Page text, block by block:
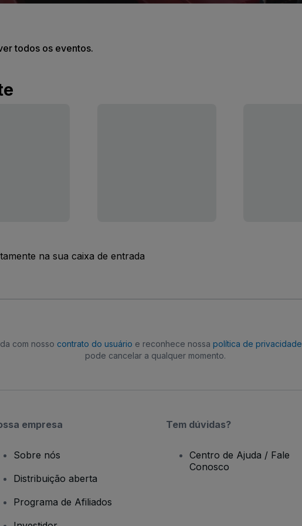
todos os eventos.
na sua caixa de entrada
com nosso contrato do usuário e reconhece nossa política de privacidade
pode cancelar a qualquer momento.
empresa
Sobre nós
Distribuição aberta
Programa de Afiliados
Tem dúvidas?
Centro de Ajuda / Fale
Conosco